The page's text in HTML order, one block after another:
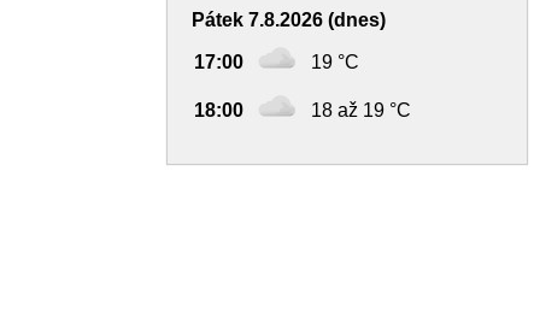
Pátek 7.8.2026 (dnes)
17:00 19 °C
18:00 18 až 19 °C